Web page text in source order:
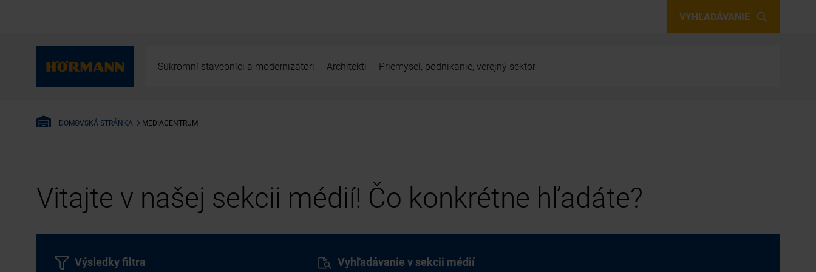
VYHĽADÁVANIE
Súkromní stavebníci a modernizátori Architekti Priemysel, podnikanie, verejný sektor
DOMOVSKÁ STRÁNKA MEDIACENTRUM
Vitajte v našej sekcii médií! Čo konkrétne hľadáte?
Vyhľadávanie v sekcii médií
Výsledky filtra